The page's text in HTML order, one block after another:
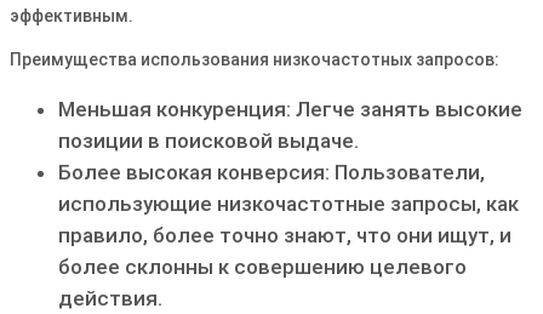
эффективным․
Преимущества использования низкочастотных запросов:
Меньшая конкуренция: Легче занять высокие
позиции в поисковой выдаче․
Более высокая конверсия: Пользователи,
использующие низкочастотные запросы, как
правило, более точно знают, что они ищут, и
более склонны к совершению целевого
действия․